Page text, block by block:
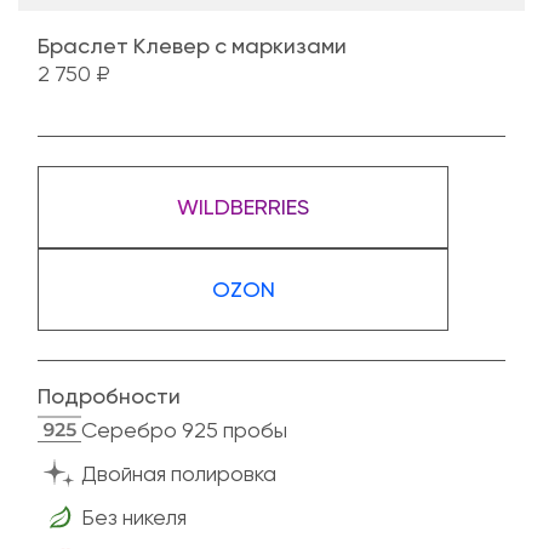
Браслет Клевер с маркизами
2 750 ₽
WILDBERRIES
OZON
Подробности
Cеребро 925 пробы
Двойная полировка
Без никеля